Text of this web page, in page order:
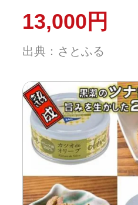
13,000円
出典：さとふる